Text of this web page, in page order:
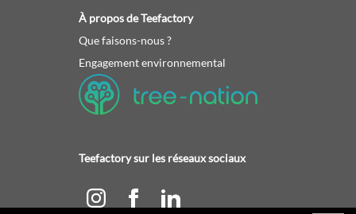
À propos de Teefactory
Que faisons-nous ?
Engagement environnemental
Teefactory sur les réseaux sociaux